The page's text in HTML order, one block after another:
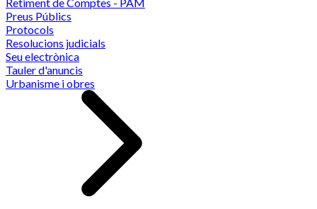
Preus Públics
Protocols
Resolucions judicials
Seu electrònica
Tauler d'anuncis
Urbanisme i obres